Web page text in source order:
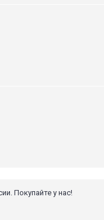
Покупайте у нас!